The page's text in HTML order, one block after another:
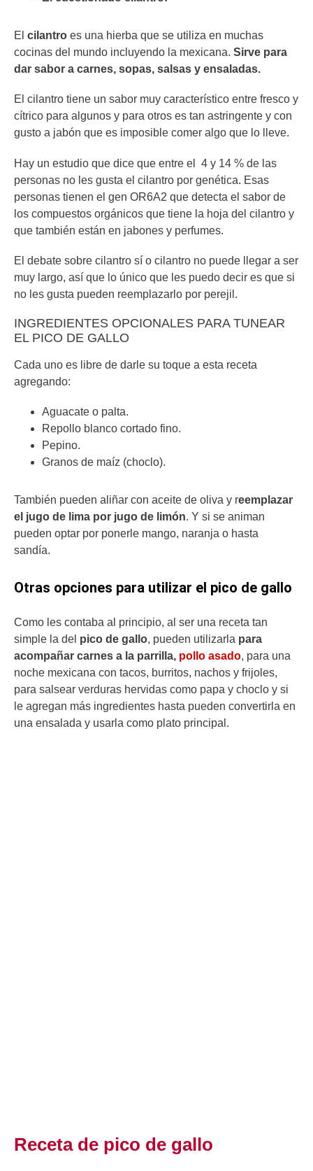
El cilantro es una hierba que se utiliza en muchas
cocinas del mundo incluyendo la mexicana. Sirve para
dar sabor a carnes, sopas, salsas y ensaladas.
El cilantro tiene un sabor muy característico entre fresco y
cítrico para algunos y para otros es tan astringente y con
gusto a jabón que es imposible comer algo que lo lleve.
Hay un estudio que dice que entre el 4 y 14 % de las
personas no les gusta el cilantro por genética. Esas
personas tienen el gen OR6A2 que detecta el sabor de
los compuestos orgánicos que tiene la hoja del cilantro y
que también están en jabones y perfumes.
El debate sobre cilantro sí o cilantro no puede llegar a ser
muy largo, así que lo único que les puedo decir es que si
no les gusta pueden reemplazarlo por perejil.
INGREDIENTES OPCIONALES PARA TUNEAR
EL PICO DE GALLO
Cada uno es libre de darle su toque a esta receta
agregando:
Aguacate o palta.
Repollo blanco cortado fino.
Pepino.
Granos de maíz (choclo).
También pueden aliñar con aceite de oliva y reemplazar
el jugo de lima por jugo de limón. Y si se animan
pueden optar por ponerle mango, naranja o hasta
sandía.
Otras opciones para utilizar el pico de gallo
Como les contaba al principio, al ser una receta tan
simple la del pico de gallo, pueden utilizarla para
acompañar carnes a la parrilla, pollo asado, para una
noche mexicana con tacos, burritos, nachos y frijoles,
para salsear verduras hervidas como papa y choclo y si
le agregan más ingredientes hasta pueden convertirla en
una ensalada y usarla como plato principal.
Receta de pico de gallo